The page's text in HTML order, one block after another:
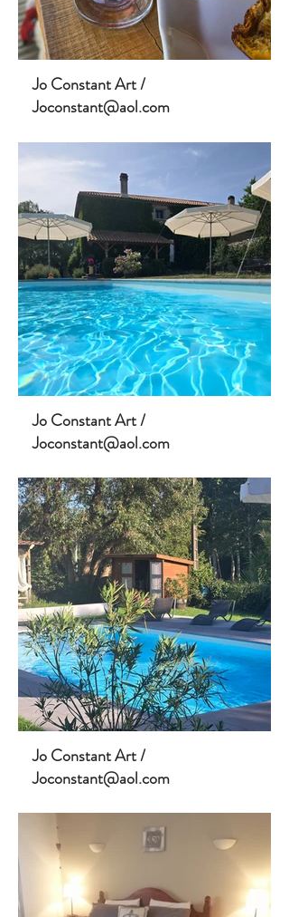
Jo Constant Art /
Joconstant@aol.com
Jo Constant Art /
Joconstant@aol.com
Jo Constant Art /
Joconstant@aol.com